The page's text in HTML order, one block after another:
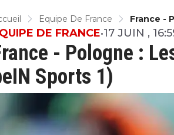
Equipe De France France -
- Pologne :
Sports 1)
DE FRANCE•17 JUIN ,